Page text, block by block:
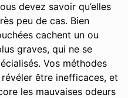
devez savoir qu’elles
peu de cas. Bien
cachent un ou
graves, qui ne se
Vos méthodes
être inefficaces, et
les mauvaises odeurs